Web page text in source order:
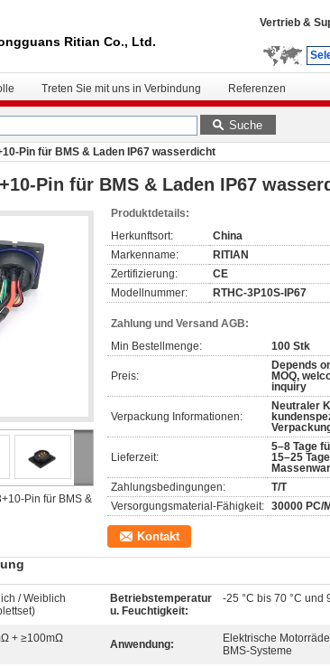
Ritian Co., Ltd.
Vertrieb &
Treten Sie mit uns in Verbindung Referenzen
Suche
Pin für BMS & Laden IP67 wasserdicht
Pin für BMS & Laden IP67
Pin für BMS &
Produktdetails:
Herkunftsort:
China
Markenname:
RITIAN
Zertifizierung:
CE
Modellnummer:
RTHC-3P10S-IP67
Zahlung und Versand AGB:
Min Bestellmenge:
100 Stk
Preis:
Depends
MOQ,
inquiry
Verpackung Informationen:
Neutraler
Lieferzeit:
5–8 Tage
15–25
Zahlungsbedingungen:
T/T
Versorgungsmaterial-Fähigkeit: 30000 PC/
Kontakt
/ Weiblich
Betriebstemperatur
u. Feuchtigkeit:
-25 °C bis 70 °C und
+ ≥100mΩ Anwendung:
Elektrische
BMS-Systeme